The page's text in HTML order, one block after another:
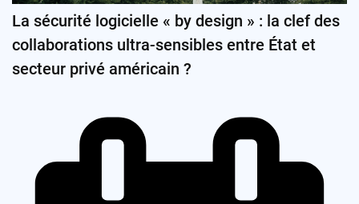
La sécurité logicielle « by design » : la clef des
collaborations ultra-sensibles entre État et
secteur privé américain ?